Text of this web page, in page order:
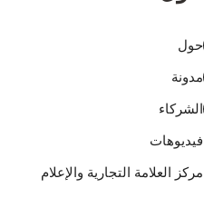
حول
مدونة
الشركاء
فيديوهات
مركز العلامة التجارية والإعلام